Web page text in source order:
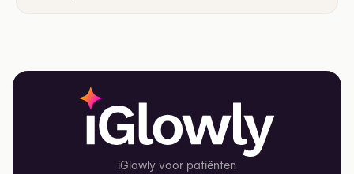
iGlowly voor patiënten